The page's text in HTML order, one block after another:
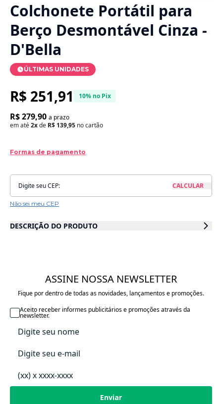
Colchonete Portátil para
Berço Desmontável Cinza -
D'Bella
ÚLTIMAS UNIDADES
R$ 251,91 10% no Pix
R$ 279,90 a prazo
em até2xde R$ 139,95 no cartão
Formas de pagamento
Não sei meu CEP
DESCRIÇÃO DO PRODUTO
Feito em malha com espumas forradas de 3 cm com D16 que
para deixar o berço muito mais confortável. Capa retirável para
lavar.
É fácil de colocar e retirar, fácil de lavar e fácil de
transportar.
Compacto e prático de carregar, pois é dobrável!
Toque macio do algodão;
Capa removível para lavagem;
Compacto para levar para todo lugar.
ASSINE NOSSA NEWSLETTER
Fique por dentro de todas as novidades, lançamentos e promoções.
Enviar
Aceito receber informes publicitários e promoções através da
newsletter.